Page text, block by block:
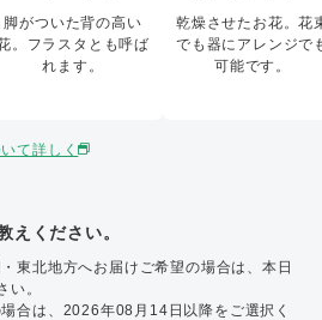
脚がついた背の高い
。フラスタとも呼ば
れます。
乾燥させたお花。花
でも器にアレンジで
可能です。
て詳しく
えください。
東北地方へお届けご希望の場合は、本日
い。
合は、2026年08月14日以降をご選択く